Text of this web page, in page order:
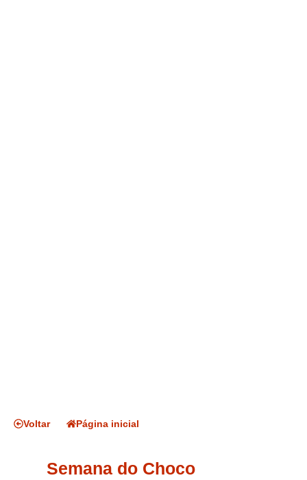
Voltar Página inicial
Semana do Choco